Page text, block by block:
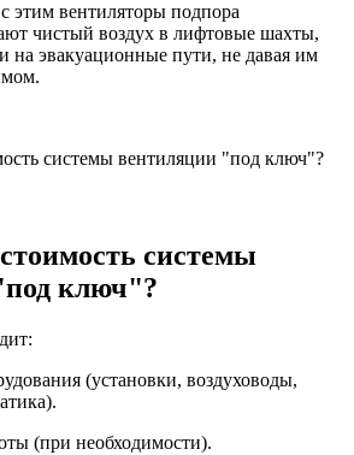
этим вентиляторы подпора
чистый воздух в лифтовые шахты,
на эвакуационные пути, не давая им
системы вентиляции "под ключ"?
системы
ключ"?
(установки, воздуховоды,
(при необходимости).